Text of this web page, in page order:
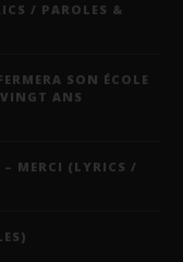
/ PAROLES &
SON ÉCOLE
VINGT ANS
MERCI (LYRICS /